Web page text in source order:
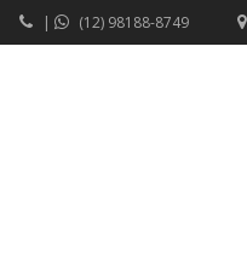
| (12) 98188-8749